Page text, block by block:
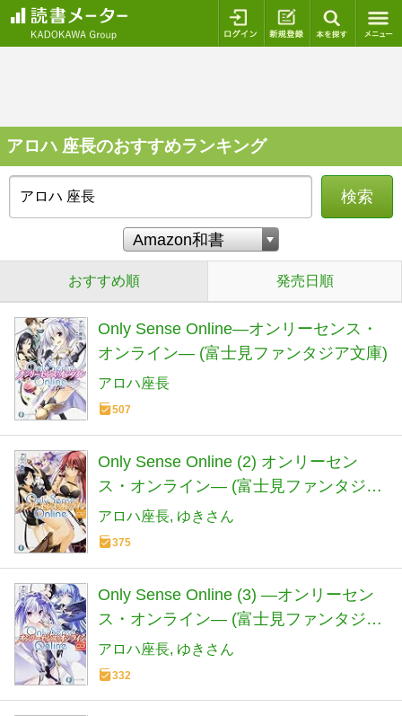
ログイン 新規登録
アロハ 座長のおすすめランキング
検索
おすすめ順 発売日順
Only Sense Online―オンリーセンス・
オンライン― (富士見ファンタジア文庫)
アロハ座長
507
Only Sense Online (2) オンリーセン
ス・オンライン― (富士見ファンタジア
文庫)
アロハ座長 ゆきさん
375
Only Sense Online (3) ―オンリーセン
ス・オンライン― (富士見ファンタジア
文庫)
アロハ座長 ゆきさん
332